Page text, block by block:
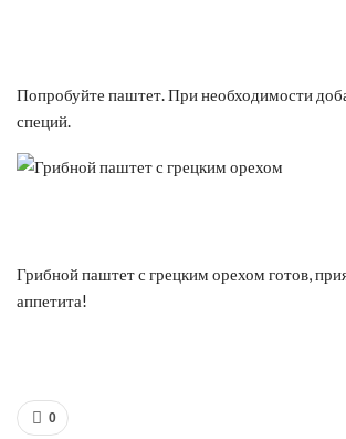
Попробуйте паштет. При необходимости
специй.
Грибной паштет с грецким орехом готов,
аппетита!
0